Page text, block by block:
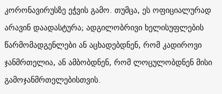
კორონავირუსზე ეჭვის გამო. თუმცა, ეს ოფიციალურად
არავინ დაადასტურა; ადგილობრივი ხელისუფლების
წარმომადგენლები ან აცხადებდნენ, რომ კადიროვი
ჯანმრთელია, ან ამბობდნენ, რომ ლოცულობდნენ მისი
გამოჯანმრთელებისთვის.